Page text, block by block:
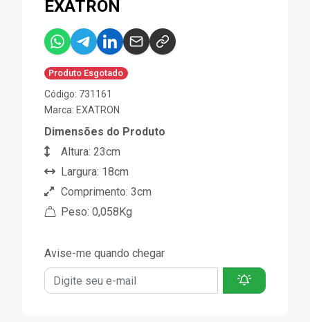
EXATRON
Produto Esgotado
Código: 731161
Marca: EXATRON
Dimensões do Produto
Altura: 23cm
Largura: 18cm
Comprimento: 3cm
Peso: 0,058Kg
Avise-me quando chegar